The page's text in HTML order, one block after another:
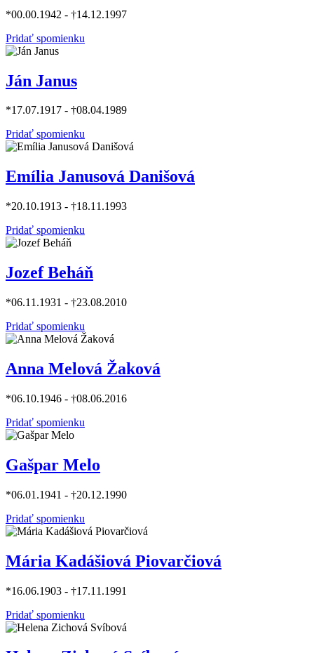
*00.00.1942 - †14.12.1997
Pridať spomienku
Ján Janus
*17.07.1917 - †08.04.1989
Pridať spomienku
Emília Janusová Danišová
*20.10.1913 - †18.11.1993
Pridať spomienku
Jozef Beháň
*06.11.1931 - †23.08.2010
Pridať spomienku
Anna Melová Žaková
*06.10.1946 - †08.06.2016
Pridať spomienku
Gašpar Melo
*06.01.1941 - †20.12.1990
Pridať spomienku
Mária Kadášiová Piovarčiová
*16.06.1903 - †17.11.1991
Pridať spomienku